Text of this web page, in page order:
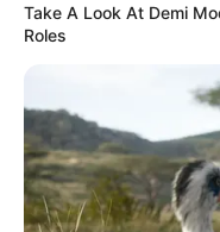
Take A Look At Demi
Roles